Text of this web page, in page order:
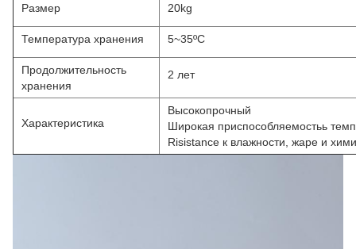
Размер 20kg
Температура хранения 5~35ºC
Продолжительность
хранения
2 лет
Характеристика
Высокопрочный
Широкая приспособляемостьь
Risistance к влажности, жаре и